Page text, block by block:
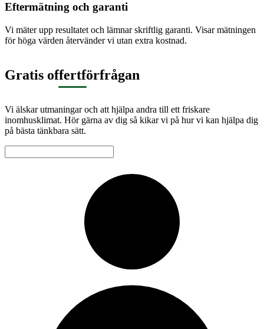
Eftermätning och garanti
Vi mäter upp resultatet och lämnar skriftlig garanti. Visar mätningen
för höga värden återvänder vi utan extra kostnad.
Gratis offertförfrågan
Vi älskar utmaningar och att hjälpa andra till ett friskare
inomhusklimat. Hör gärna av dig så kikar vi på hur vi kan hjälpa dig
på bästa tänkbara sätt.